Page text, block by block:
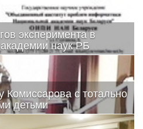
эксперимента в
наук РБ
Комиссарова с тотально
детьми